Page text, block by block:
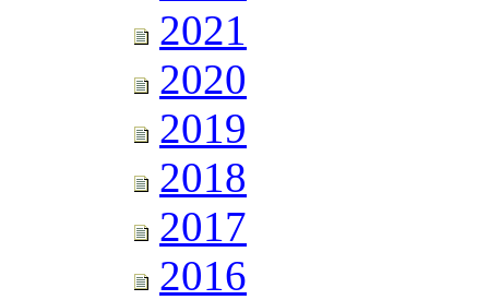
2021
2020
2019
2018
2017
2016